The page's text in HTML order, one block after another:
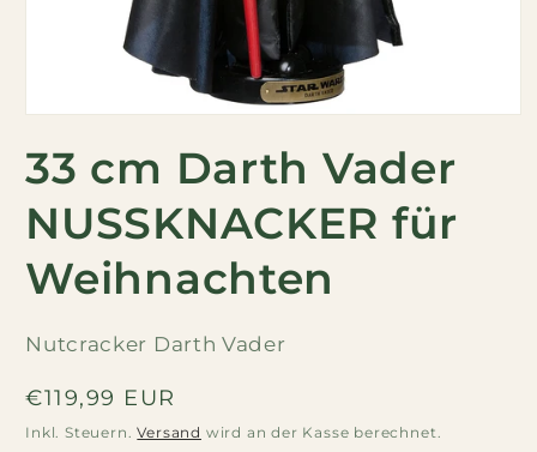
das
Medium
in
modal
33 cm Darth Vader
NUSSKNACKER für
Weihnachten
Nutcracker Darth Vader
Regulärer
Preis
€119,99 EUR
Inkl. Steuern.Versand wird an der Kasse berechnet.